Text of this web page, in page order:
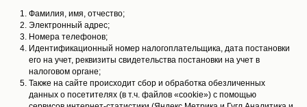
Фамилия, имя, отчество;
Электронный адрес;
Номера телефонов;
Идентификационный номер налогоплательщика, дата постановки
его на учет, реквизиты свидетельства постановки на учет в
налоговом органе;
Также на сайте происходит сбор и обработка обезличенных
данных о посетителях (в т.ч. файлов «cookie») с помощью